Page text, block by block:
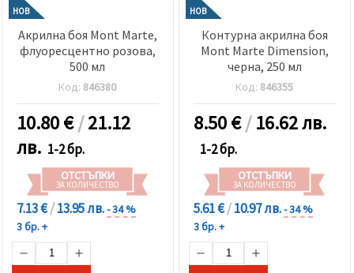
НОВ
Акрилна боя Mont Marte,
флуоресцентно розова,
500 мл
Код: 846380
10.80€/21.12
лв. 1-2 бр.
ОТСТЪПКИ
ЗА КОЛИЧЕСТВО
7.13 €/13.95 лв.- 34 %
3 бр. +
НОВ
Контурна акрилна боя
Mont Marte Dimension,
черна, 250 мл
Код: 846355
8.50€/16.62 лв.
1-2 бр.
ОТСТЪПКИ
ЗА КОЛИЧЕСТВО
5.61 €/10.97 лв.- 34 %
3 бр. +